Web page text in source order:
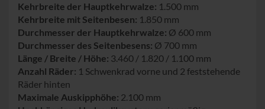
Kehrbreite der Hauptkehrwalze: 1.500 mm
Kehrbreite mit Seitenbesen: 1.850 mm
Durchmesser der Hauptkehrwalze: Ø 600 mm
Durchmesser des Seitenbesens: Ø 700 mm
Länge / Breite / Höhe: 3.460 / 1.820 / 1.100 mm
Anzahl Räder: 1 Schwenkrad vorne und 2 feststehende
Räder hinten
Maximale Auskipphöhe: 2.100 mm